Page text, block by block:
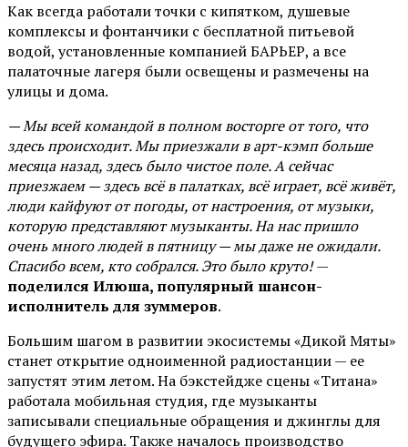
Как всегда работали точки с кипятком, душевые
комплексы и фонтанчики с бесплатной питьевой
водой, установленные компанией БАРЬЕР, а все
палаточные лагеря были освещены и размечены на
улицы и дома.
— Мы всей командой в полном восторге от того, что
здесь происходит. Мы приезжали в арт-кэмп больше
месяца назад, здесь было чистое поле. А сейчас
приезжаем — здесь всё в палатках, всё играет, всё живёт,
люди кайфуют от погоды, от настроения, от музыки,
которую представляют музыканты. На нас пришло
очень много людей в пятницу — мы даже не ожидали.
Спасибо всем, кто собрался. Это было круто!—
поделился Илюша, популярный шансон-
исполнитель для зуммеров.
Большим шагом в развитии экосистемы «Дикой Мяты»
станет открытие одноименной радиостанции — ее
запустят этим летом. На бэкстейдже сцены «Титана»
работала мобильная студия, где музыканты
записывали специальные обращения и джинглы для
будущего эфира. Также началось производство